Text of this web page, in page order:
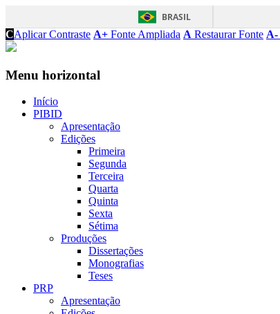
BRASIL
CAplicar Contraste A+ Fonte Ampliada A Restaurar Fonte A-
Menu horizontal
Início
PIBID
Apresentação
Edições
Primeira
Segunda
Terceira
Quarta
Quinta
Sexta
Sétima
Produções
Dissertações
Monografias
Teses
PRP
Apresentação